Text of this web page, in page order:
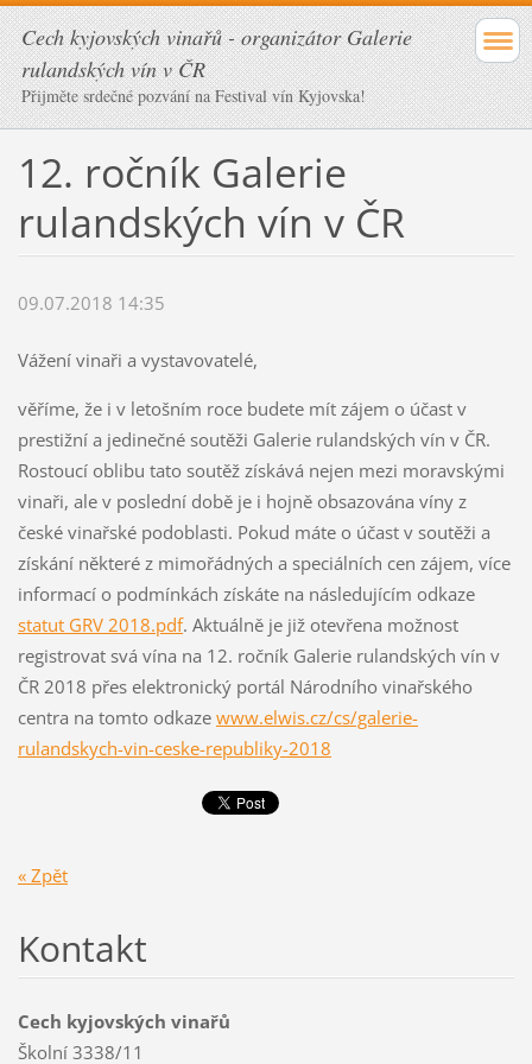
Cech kyjovských vinařů - organizátor Galerie
rulandských vín v ČR
Přijměte srdečné pozvání na Festival vín Kyjovska!
12. ročník Galerie
rulandských vín v ČR
09.07.2018 14:35
Vážení vinaři a vystavovatelé,
věříme, že i v letošním roce budete mít zájem o účast v
prestižní a jedinečné soutěži Galerie rulandských vín v ČR.
Rostoucí oblibu tato soutěž získává nejen mezi moravskými
vinaři, ale v poslední době je i hojně obsazována víny z
české vinařské podoblasti. Pokud máte o účast v soutěži a
získání některé z mimořádných a speciálních cen zájem, více
informací o podmínkách získáte na následujícím odkaze
statut GRV 2018.pdf. Aktuálně je již otevřena možnost
registrovat svá vína na 12. ročník Galerie rulandských vín v
ČR 2018 přes elektronický portál Národního vinařského
centra na tomto odkaze www.elwis.cz/cs/galerie-
rulandskych-vin-ceske-republiky-2018
« Zpět
Kontakt
Cech kyjovských vinařů
Školní 3338/11